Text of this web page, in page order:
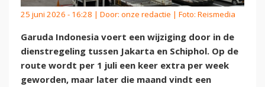
25 juni 2026 - 16:28 | Door: onze redactie | Foto: Reismedia
Garuda Indonesia voert een wijziging door in de
dienstregeling tussen Jakarta en Schiphol. Op de
route wordt per 1 juli een keer extra per week
geworden, maar later die maand vindt een